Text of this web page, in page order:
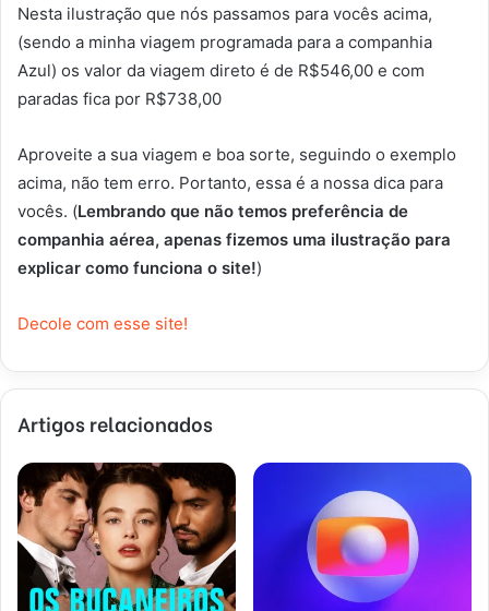
Nesta ilustração que nós passamos para vocês acima,
(sendo a minha viagem programada para a companhia
Azul) os valor da viagem direto é de R$546,00 e com
paradas fica por R$738,00
Aproveite a sua viagem e boa sorte, seguindo o exemplo
acima, não tem erro. Portanto, essa é a nossa dica para
vocês. (Lembrando que não temos preferência de
companhia aérea, apenas fizemos uma ilustração para
explicar como funciona o site!)
Decole com esse site!
Artigos relacionados